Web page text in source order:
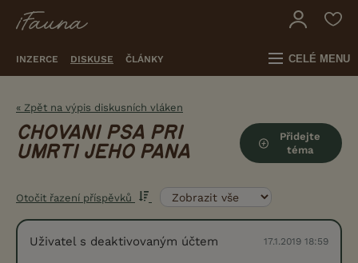
INZERCE DISKUSE ČLÁNKY CELÉ MENU
« Zpět na výpis diskusních vláken
CHOVANI PSA PRI
UMRTI JEHO PANA
Přidejte
téma
Otočit řazení příspěvků
Uživatel s deaktivovaným účtem 17.1.2019 18:59